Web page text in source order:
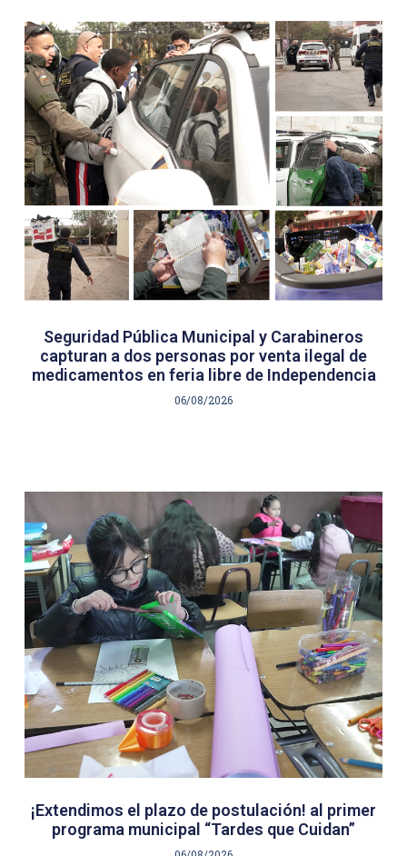
Seguridad Pública Municipal y Carabineros
capturan a dos personas por venta ilegal de
medicamentos en feria libre de Independencia
06/08/2026
¡Extendimos el plazo de postulación! al primer
programa municipal “Tardes que Cuidan”